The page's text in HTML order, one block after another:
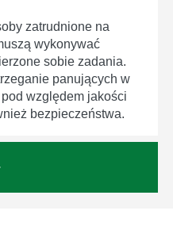
zatrudnione na
wykonywać
sobie zadania.
panujących w
względem jakości
bezpieczeństwa.